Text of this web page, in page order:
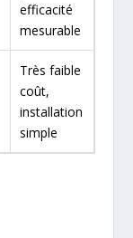
efficacité
mesurable
Très faible
coût,
installation
simple